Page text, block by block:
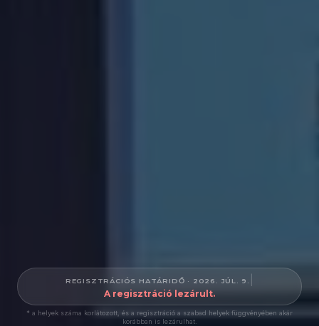
REGISZTRÁCIÓS HATÁRIDŐ · 2026. JÚL. 9.
A regisztráció lezárult.
* a helyek száma korlátozott, és a regisztráció a szabad helyek függvényében akár
korábban is lezárulhat.